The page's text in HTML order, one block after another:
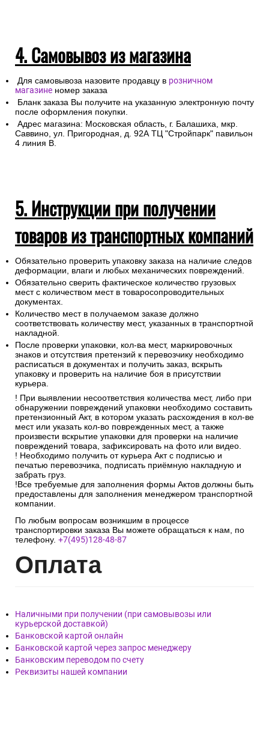
4. Самовывоз из магазина
Для самовывоза назовите продавцу в розничном
магазине номер заказа
Бланк заказа Вы получите на указанную электронную почту
после оформления покупки.
Адрес магазина: Московская область, г. Балашиха, мкр.
Саввино, ул. Пригородная, д. 92А ТЦ "Стройпарк" павильон
4 линия В.
5. Инструкции при получении
товаров из транспортных компаний
Обязательно проверить упаковку заказа на наличие следов
деформации, влаги и любых механических повреждений.
Обязательно сверить фактическое количество грузовых
мест с количеством мест в товаросопроводительных
документах.
Количество мест в получаемом заказе должно
соответствовать количеству мест, указанных в транспортной
накладной.
После проверки упаковки, кол-ва мест, маркировочных
знаков и отсутствия претензий к перевозчику необходимо
расписаться в документах и получить заказ, вскрыть
упаковку и проверить на наличие боя в присутствии
курьера.
! При выявлении несоответствия количества мест, либо при
обнаружении повреждений упаковки необходимо составить
претензионный Акт, в котором указать расхождения в кол-ве
мест или указать кол-во поврежденных мест, а также
произвести вскрытие упаковки для проверки на наличие
повреждений товара, зафиксировать на фото или видео.
! Необходимо получить от курьера Акт с подписью и
печатью перевозчика, подписать приёмную накладную и
забрать груз.
!Все требуемые для заполнения формы Актов должны быть
предоставлены для заполнения менеджером транспортной
компании.
По любым вопросам возникшим в процессе
транспортировки заказа Вы можете обращаться к нам, по
телефону. +7(495)128-48-87
Оплата
Наличными при получении (при самовывозы или
курьерской доставкой)
Банковской картой онлайн
Банковской картой через запрос менеджеру
Банковским переводом по счету
Реквизиты нашей компании